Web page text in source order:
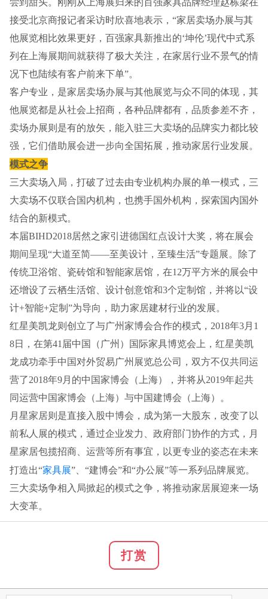
尝到甜头。刚刚从上海展归来的百强家具品牌经理赵栋梁在
接受北京商报记者采访时欣喜地表示，“家居卖场办展与其
他展览相比效果更好，百强家具新推出的‘坤伦’现代中式系
列在上海展期间就获得了极大关注，在家居行业不景气的情
况下也陆续有客户前来下单”。
客户专业，是家居卖场办展与其他展览与众不同的体现，其
他展览都是从社会上招商，各种品牌都有，品质参差不齐，
卖场办展则是有的放矢，能入驻三大卖场的品牌实力都比较
强，它们借助展会进一步向全国拓展，推动家居行业发展。
模式之争
三大卖场入局，打破了过去由专业机构办展的单一模式，三
大卖场不仅联合国内机构，也携手国外机构，探索国内国外
结合的新模式。
本届BIHD2018居然之家引进德国红点设计大奖，将在展会
期间呈现“大道至简——至美设计，至臻生活”专题展。除了
传统卫浴馆、瓷砖馆和智能家居馆，在12万平方米的展会中
还增设了云栖生活馆、设计创意馆和3个定制馆，并将以“设
计+智能+定制”为导向，助力家居建材行业的发展。
红星美凯龙则创立了与广州家博会合作的模式，2018年3月1
8日，在第41届中国（广州）国际家具博览会上，红星美凯
龙成功牵手中国对外贸易广州展览总公司，双方不仅共同运
营了2018年9月的中国家博会（上海），并将从2019年起共
同运营中国家博会（上海）与中国建博会（上海）。
月星家居则是直接入股中博会，成为第一大股东，改变了以
前私人展的模式，通过企业发力、政府部门协作的方式，月
星家居包揽招商、运营等所有事宜，以更专业的姿态在未来
打造出“家具展”、“建博会”和“办公展”等一系列品牌展览。
三大卖场争相入局掀起的模式之争，将推动家居展迎来一场
大变革。
打赏